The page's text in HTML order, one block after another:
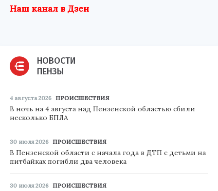
Наш канал в Дзен
НОВОСТИ
ПЕНЗЫ
4 августа 2026 ПРОИСШЕСТВИЯ
В ночь на 4 августа над Пензенской областью сбили
несколько БПЛА
30 июля 2026 ПРОИСШЕСТВИЯ
В Пензенской области с начала года в ДТП с детьми на
питбайках погибли два человека
30 июля 2026 ПРОИСШЕСТВИЯ